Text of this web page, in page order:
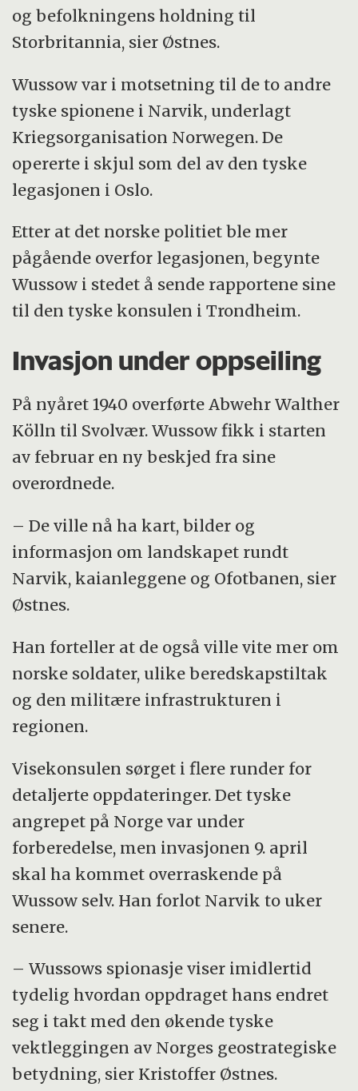
og befolkningens holdning til
Storbritannia, sier Østnes.
Wussow var i motsetning til de to andre
tyske spionene i Narvik, underlagt
Kriegsorganisation Norwegen. De
opererte i skjul som del av den tyske
legasjonen i Oslo.
Etter at det norske politiet ble mer
pågående overfor legasjonen, begynte
Wussow i stedet å sende rapportene sine
til den tyske konsulen i Trondheim.
Invasjon under oppseiling
På nyåret 1940 overførte Abwehr Walther
Kölln til Svolvær. Wussow fikk i starten
av februar en ny beskjed fra sine
overordnede.
– De ville nå ha kart, bilder og
informasjon om landskapet rundt
Narvik, kaianleggene og Ofotbanen, sier
Østnes.
Han forteller at de også ville vite mer om
norske soldater, ulike beredskapstiltak
og den militære infrastrukturen i
regionen.
Visekonsulen sørget i flere runder for
detaljerte oppdateringer. Det tyske
angrepet på Norge var under
forberedelse, men invasjonen 9. april
skal ha kommet overraskende på
Wussow selv. Han forlot Narvik to uker
senere.
– Wussows spionasje viser imidlertid
tydelig hvordan oppdraget hans endret
seg i takt med den økende tyske
vektleggingen av Norges geostrategiske
betydning, sier Kristoffer Østnes.